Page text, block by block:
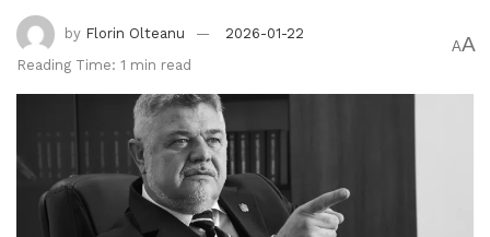
by Florin Olteanu
2026-01-22
Reading Time: 1 min read
AA